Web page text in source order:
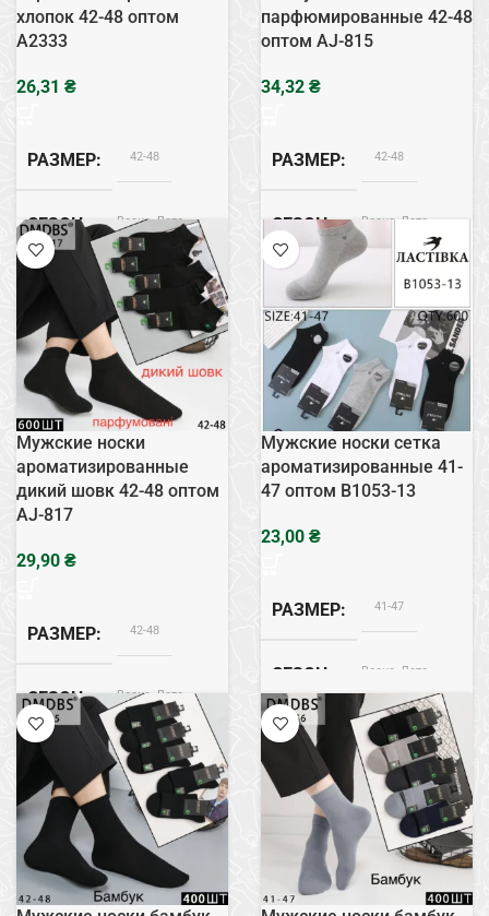
хлопок 42-48 оптом
A2333
₴
РАЗМЕР 42-48
СЕЗОН Весна, Лето
СОСТАВ Хлопок
ТИП Сетка
парфюмированные 42-48
оптом AJ-815
₴
РАЗМЕР 42-48
СЕЗОН Весна, Лето
СОСТАВ Дикий Шовк
ТИП Сетка
Мужские носки
ароматизированные
дикий шовк 42-48 оптом
AJ-817
₴
РАЗМЕР 42-48
СЕЗОН Весна, Лето
СОСТАВ Дикий Шовк
Мужские носки сетка
ароматизированные 41-
47 оптом B1053-13
₴
РАЗМЕР 41-47
СЕЗОН Весна, Лето
СОСТАВ Хлопок